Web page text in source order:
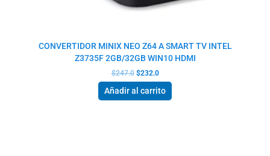
CONVERTIDOR MINIX NEO Z64 A SMART TV INTEL
Z3735F 2GB/32GB WIN10 HDMI
$247.0 $232.0
Añadir al carrito